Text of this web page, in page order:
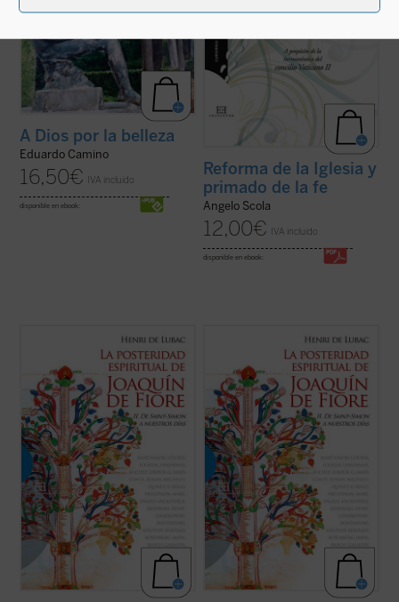
A Dios por la belleza
Eduardo Camino
16,50€ IVA incluido
disponible en ebook:
Reforma de la Iglesia y
primado de la fe
Angelo Scola
12,00€ IVA incluido
disponible en ebook:
La enigmática figura de Joaquín de Fiore ha
suscitado escaso interés entre los
historiadores de la exégesis y de la
teología. Sin embargo, este monje,
fundador de una orden religiosa y amigo de
los papas, fue el iniciador de uno de los ...
(ver ficha)
La enigmática figura de Joaquín de Fiore ha
suscitado escaso interés entre los
historiadores de la exégesis y de la
teología. Sin embargo, este monje,
fundador de una orden religiosa y amigo de
los papas, fue el iniciador de uno de los ...
(ver ficha)